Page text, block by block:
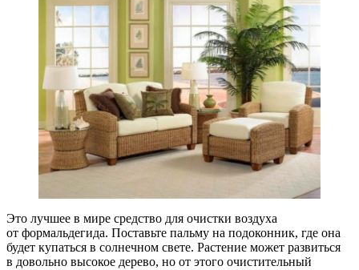
Это лучшее в мире средство для очистки воздуха
от формальдегида. Поставьте пальму на подоконник, где она
будет купаться в солнечном свете. Растение может развиться
в довольно высокое дерево, но от этого очистительный